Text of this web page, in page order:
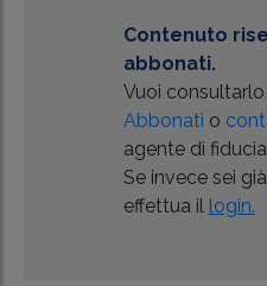
Contenuto
abbonati.
Vuoi
Abbonati o
agente di
Se invece sei
effettua il login.